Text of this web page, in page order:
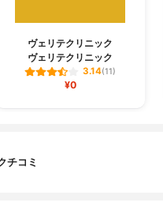
ヴェリテクリニック
ヴェリテクリニック
3.14(11)
¥0
チコミ